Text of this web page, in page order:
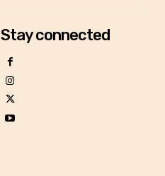
Stay connected